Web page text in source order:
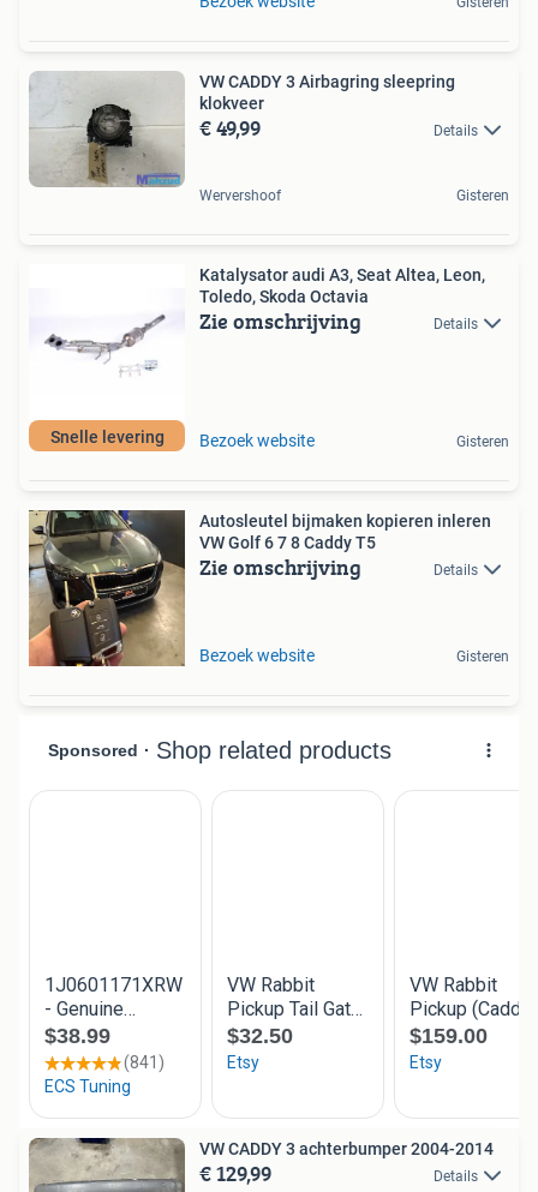
VW CADDY 3 Airbagring sleepring
klokveer
€ 49,99 Details
Wervershoof Gisteren
Snelle levering
Katalysator audi A3, Seat Altea, Leon,
Toledo, Skoda Octavia
Zie omschrijving Details
Bezoek website Gisteren
Autosleutel bijmaken kopieren inleren
VW Golf 6 7 8 Caddy T5
Zie omschrijving Details
Bezoek website Gisteren
VW CADDY 3 achterbumper 2004-2014
€ 129,99 Details